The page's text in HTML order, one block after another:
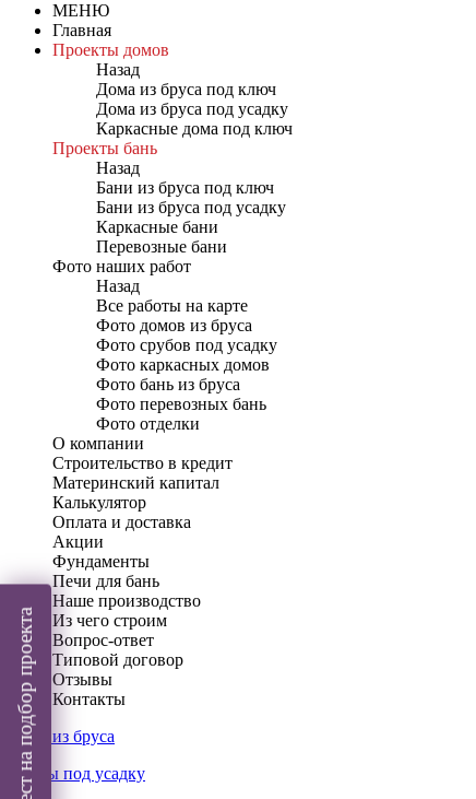
МЕНЮ
Главная
Проекты домов
Назад
Дома из бруса под ключ
Дома из бруса под усадку
Каркасные дома под ключ
Проекты бань
Назад
Бани из бруса под ключ
Бани из бруса под усадку
Каркасные бани
Перевозные бани
Фото наших работ
Назад
Все работы на карте
Фото домов из бруса
Фото срубов под усадку
Фото каркасных домов
Фото бань из бруса
Фото перевозных бань
Фото отделки
О компании
Строительство в кредит
Материнский капитал
Калькулятор
Оплата и доставка
Акции
Фундаменты
Печи для бань
Наше производство
Из чего строим
Вопрос-ответ
Типовой договор
Отзывы
Контакты
Дома из бруса
Срубы под усадку